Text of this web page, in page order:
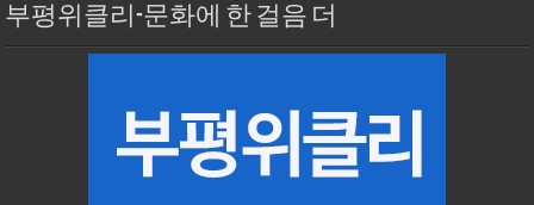
부평위클리-문화에 한 걸음 더